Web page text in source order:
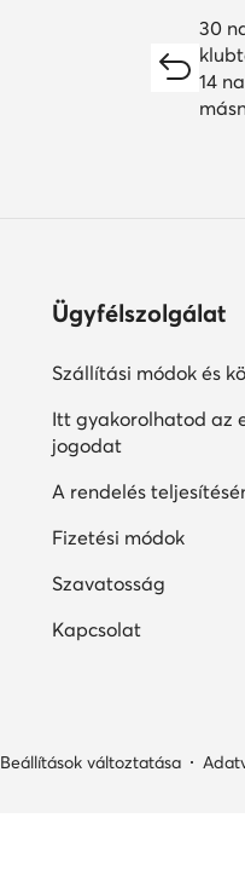
30
14
Ügyfélszolgálat
Szállítási módok és
Itt gyakorolhatod az
jogodat
A rendelés
Fizetési módok
Szavatosság
Kapcsolat
Beállítások változtatása